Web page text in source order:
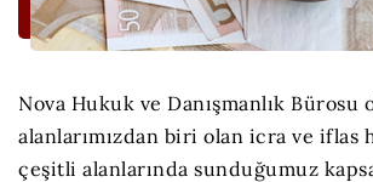
Nova Hukuk ve Danışmanlık Bürosu
alanlarımızdan biri olan icra ve iflas
çeşitli alanlarında sunduğumuz